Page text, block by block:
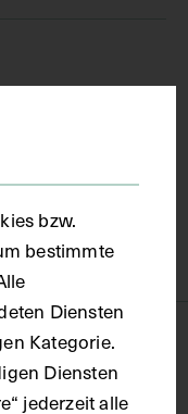
bzw.
bestimmte
Diensten
Kategorie.
Diensten
jederzeit alle